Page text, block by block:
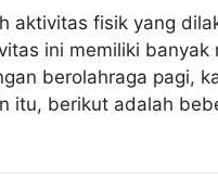
aktivitas fisik yang
ini memiliki
berolahraga pagi,
itu, berikut adalah